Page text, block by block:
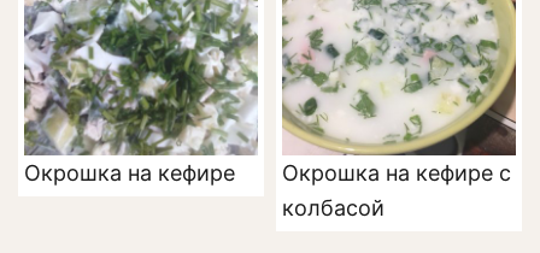
Окрошка на кефире
Окрошка на кефире с
колбасой